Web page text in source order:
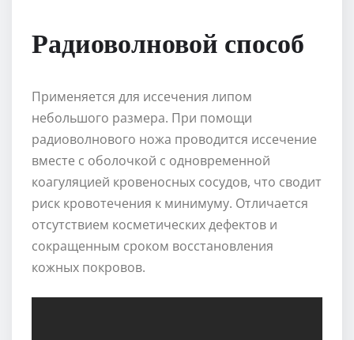
Радиоволновой способ
Применяется для иссечения липом
небольшого размера. При помощи
радиоволнового ножа проводится иссечение
вместе с оболочкой с одновременной
коагуляцией кровеносных сосудов, что сводит
риск кровотечения к минимуму. Отличается
отсутствием косметических дефектов и
сокращенным сроком восстановления
кожных покровов.